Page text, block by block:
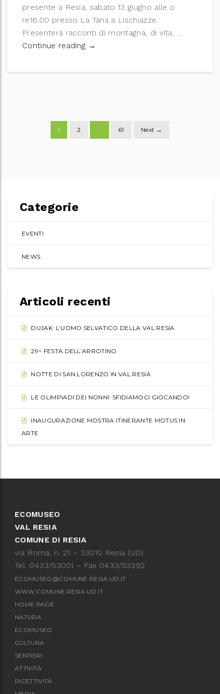
presente a Resia, sabato 13 giugno alle o
re16.00 presso La Tana a Lischiazze.
Presenterà racconti di montagna, di vita, …
Continue reading Incontro con l’autore
→
Posts
1 2 … 61 Next →
Categorie
EVENTI
NEWS
Articoli recenti
DUJAK: L’UOMO SELVATICO DELLA VAL RESIA
29^ FESTA DELL’ARROTINO
NOTTE DI SAN LORENZO IN VAL RESIA
LE OLIMPIADI DEI NONNI: SFIDIAMOCI GIOCANDO!
INAUGURAZIONE MOSTRA ITINERANTE MOTUS IN
ARTE
ECOMUSEO
VAL RESIA
COMUNE DI RESIA
via Roma, n. 21 – 33010 Resia (UD)
Tel. 0433/53001 – Fax 0433/53392
ECOMUSEO@COMUNE.RESIA.UD.IT
WWW.COMUNE.RESIA.UD.IT
HOME PAGE
NATURA
ECOMUSEO
CULTURA
SENTIERI
ATTIVITÀ
RICETTIVITÀ